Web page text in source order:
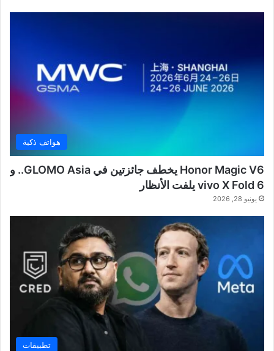
هواتف ذكية
Honor Magic V6 يخطف جائزتين في GLOMO Asia.. و
vivo X Fold 6 يلفت الأنظار
يونيو 28, 2026
تطبيقات